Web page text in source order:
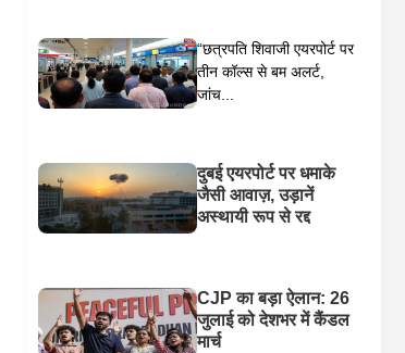
“छत्रपति शिवाजी एयरपोर्ट पर
तीन कॉल्स से बम अलर्ट,
जांच...
दुबई एयरपोर्ट पर धमाके
जैसी आवाज़, उड़ानें
अस्थायी रूप से रद्द
CJP का बड़ा ऐलान: 26
जुलाई को देशभर में कैंडल
मार्च